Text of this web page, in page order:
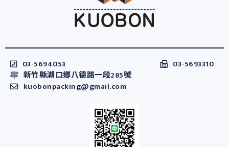
03-5694053
03-5693310
新竹縣湖口鄉八德路一段285號
kuobonpacking@gmail.com